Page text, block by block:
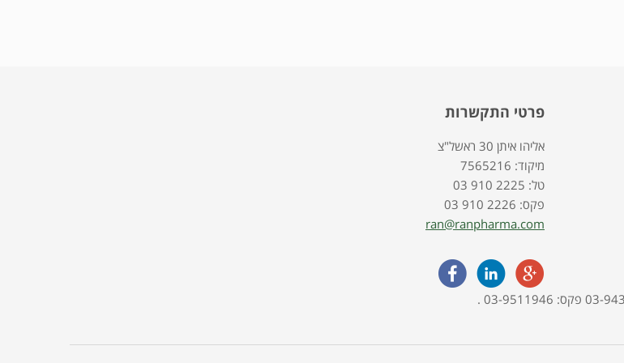
פרטי התקשרות
אליהו איתן 30 ראשל"צ
7565216 :מיקוד
03 910 2225 :טל
03 910 2226 :פקס
ran@ranpharma.com
האתר מופעל ע"י בית מרקחת פארמה תמר, אליהו איתן 30, ראשון לציון טלפון :03-9435315 פקס: 03-9511946 .